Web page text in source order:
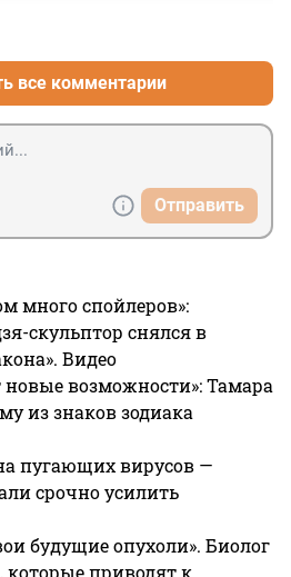
все комментарии
Отправить
много спойлеров»:
скульптор снялся в
Видео
новые возможности»: Тамара
из знаков зодиака
пугающих вирусов —
срочно усилить
будущие опухоли». Биолог
которые приводят к